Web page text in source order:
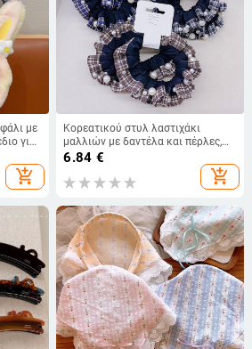
με
για
add_shopping_cart
Κορεατικού στυλ λαστιχάκι
μαλλιών με δαντέλα και πέρλες,
ύφασμα ice silk, καρό σχέδιο,
ζευγάρι λαστιχάκια για χαμηλή
αλογοουρά, ελαστική ταινία
6.84 €
add_shopping_cart